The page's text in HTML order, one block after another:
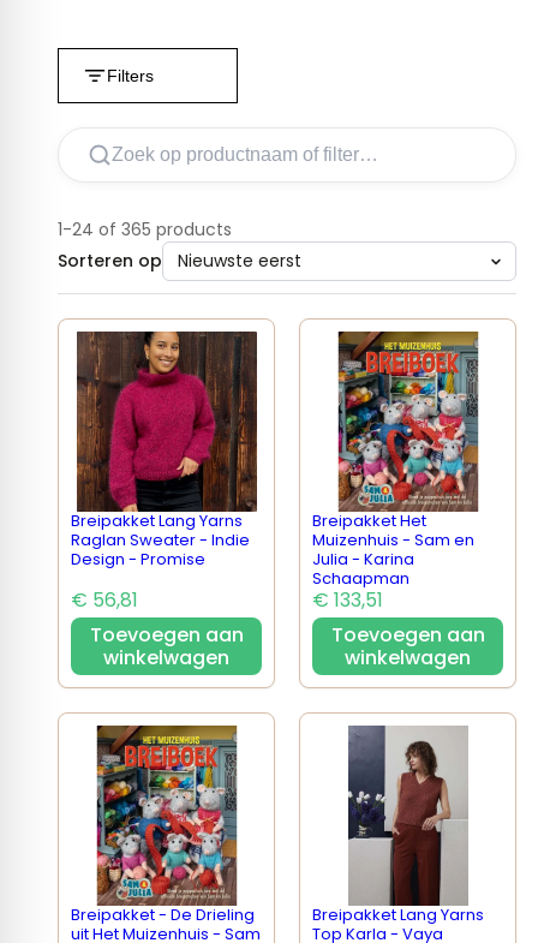
Filters
1-24 of 365 products
Sorteren op
Breipakket Lang Yarns
Raglan Sweater - Indie
Design - Promise
€ 56,81
Toevoegen aan
winkelwagen
Breipakket Het
Muizenhuis - Sam en
Julia - Karina
Schaapman
€ 133,51
Toevoegen aan
winkelwagen
Breipakket - De Drieling
uit Het Muizenhuis - Sam
Breipakket Lang Yarns
Top Karla - Vaya